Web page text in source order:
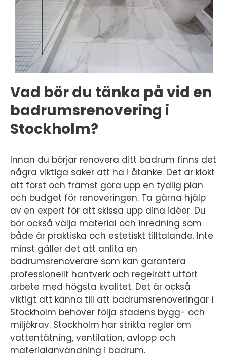
Vad bör du tänka på vid en
badrumsrenovering i
Stockholm?
Innan du börjar renovera ditt badrum finns det
några viktiga saker att ha i åtanke. Det är klokt
att först och främst göra upp en tydlig plan
och budget för renoveringen. Ta gärna hjälp
av en expert för att skissa upp dina idéer. Du
bör också välja material och inredning som
både är praktiska och estetiskt tilltalande. Inte
minst gäller det att anlita en
badrumsrenoverare som kan garantera
professionellt hantverk och regelrätt utfört
arbete med högsta kvalitet. Det är också
viktigt att känna till att badrumsrenoveringar i
Stockholm behöver följa stadens bygg- och
miljökrav. Stockholm har strikta regler om
vattentätning, ventilation, avlopp och
materialanvändning i badrum.